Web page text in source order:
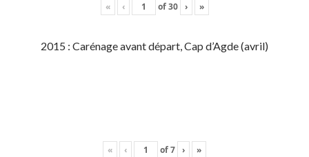
« ‹ of30 › »
2015 : Carénage avant départ, Cap d’Agde (avril)
« ‹ of7 › »